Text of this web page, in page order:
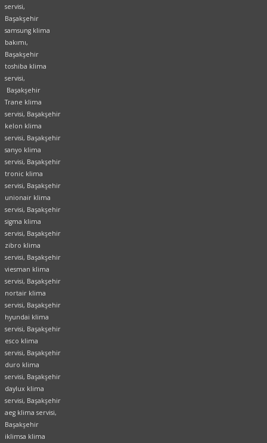
servisi,
Başakşehir
samsung klima
bakımı,
Başakşehir
toshiba klima
servisi,
Başakşehir
Trane klima
servisi, Başakşehir
kelon klima
servisi, Başakşehir
sanyo klima
servisi, Başakşehir
tronic klima
servisi, Başakşehir
unionair klima
servisi, Başakşehir
sigma klima
servisi, Başakşehir
zibro klima
servisi, Başakşehir
viesman klima
servisi, Başakşehir
nortair klima
servisi, Başakşehir
hyundai klima
servisi, Başakşehir
esco klima
servisi, Başakşehir
duro klima
servisi, Başakşehir
daylux klima
servisi, Başakşehir
aeg klima servisi,
Başakşehir
iklimsa klima